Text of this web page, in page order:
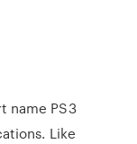
name PS3
Like